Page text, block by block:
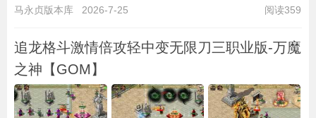
马永贞版本库 2026-7-25 阅读359
追龙格斗激情倍攻轻中变无限刀三职业版-万魔
之神【GOM】